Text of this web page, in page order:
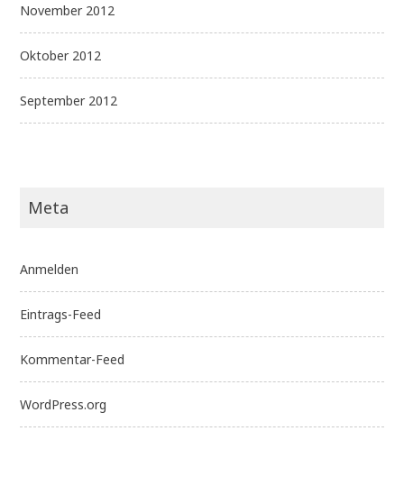
November 2012
Oktober 2012
September 2012
Meta
Anmelden
Eintrags-Feed
Kommentar-Feed
WordPress.org